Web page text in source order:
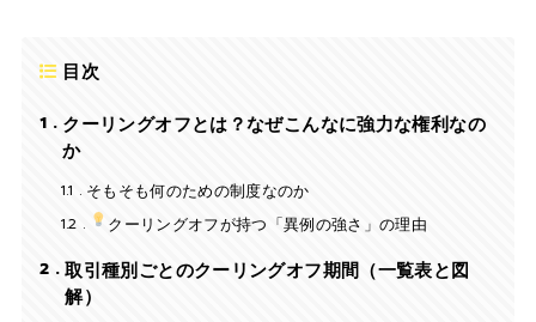
目次
1
クーリングオフとは？なぜこんなに強力な権利なの
か
1.1
そもそも何のための制度なのか
1.2 クーリングオフが持つ「異例の強さ」の理由
2
取引種別ごとのクーリングオフ期間（一覧表と図
解）